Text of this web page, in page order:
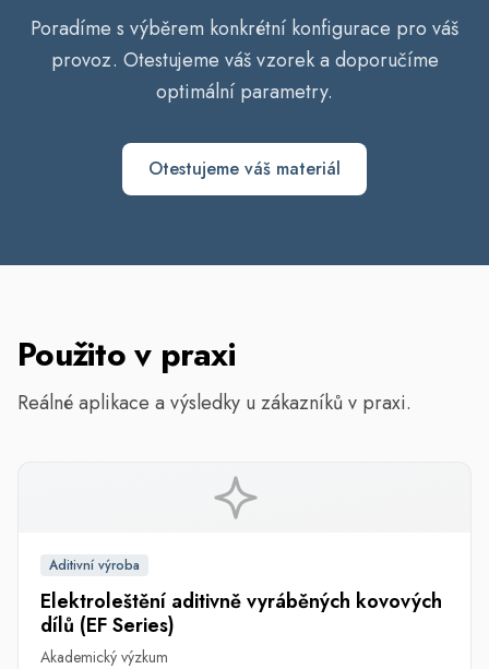
Poradíme s výběrem konkrétní konfigurace pro váš
provoz. Otestujeme váš vzorek a doporučíme
optimální parametry.
Otestujeme váš materiál
Použito v praxi
Reálné aplikace a výsledky u zákazníků v praxi.
Aditivní výroba
Elektroleštění aditivně vyráběných kovových
dílů (EF Series)
Akademický výzkum